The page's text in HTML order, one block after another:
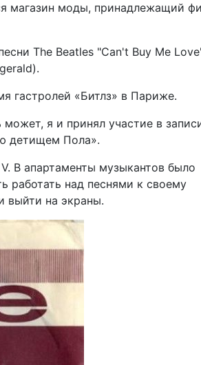
магазин моды, принадлежащий
The Beatles "Can't Buy Me
гастролей «Битлз» в Париже.
я и принял участие в
детищем Пола».
В апартаменты музыкантов было
работать над песнями к своему
выйти на экраны.